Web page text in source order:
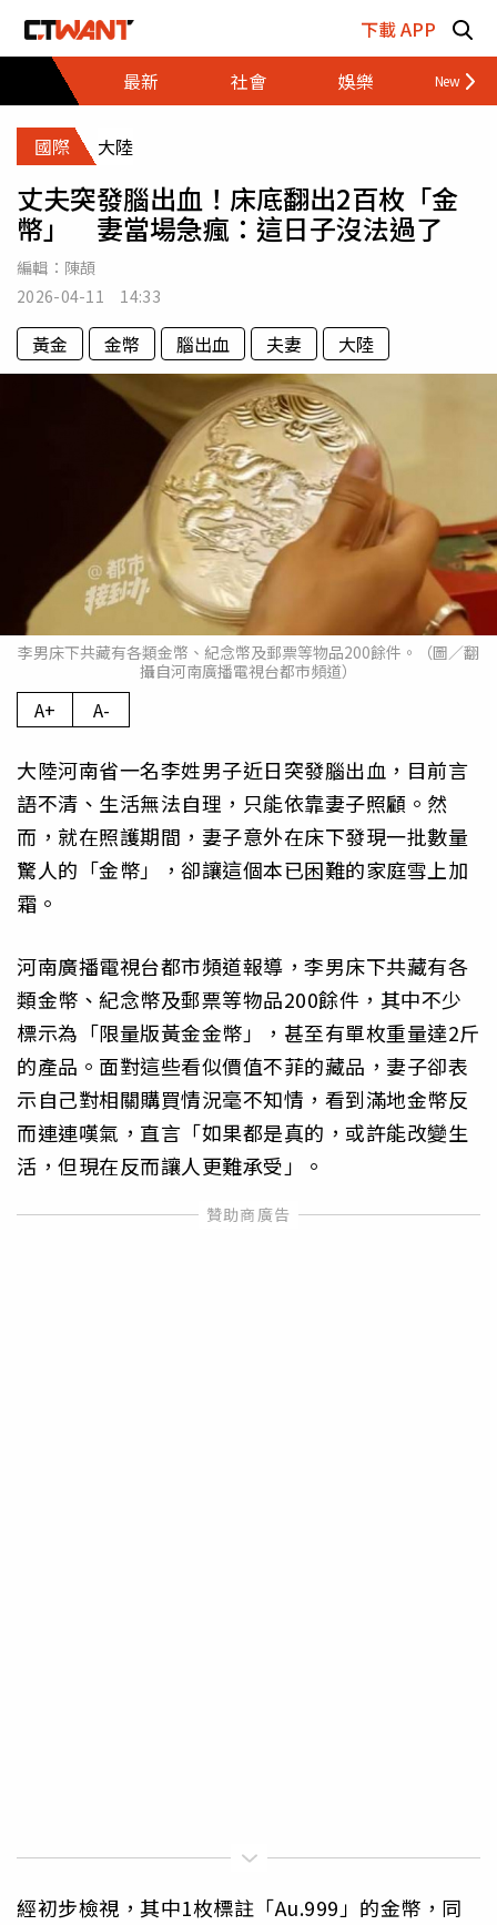
下載 APP
最新
社會 娛樂 財經
國際 大陸
丈夫突發腦出血！床底翻出2百枚「金
幣」 妻當場急瘋：這日子沒法過了
編輯： 陳頡
2026-04-11 14:33
黃金 金幣 腦出血 夫妻 大陸
李男床下共藏有各類金幣、紀念幣及郵票等物品200餘件。（圖／翻
攝自河南廣播電視台都市頻道）
A+ A-
大陸河南省一名李姓男子近日突發腦出血，目前言
語不清、生活無法自理，只能依靠妻子照顧。然
而，就在照護期間，妻子意外在床下發現一批數量
驚人的「金幣」，卻讓這個本已困難的家庭雪上加
霜。
河南廣播電視台都市頻道報導，李男床下共藏有各
類金幣、紀念幣及郵票等物品200餘件，其中不少
標示為「限量版黃金金幣」，甚至有單枚重量達2斤
的產品。面對這些看似價值不菲的藏品，妻子卻表
示自己對相關購買情況毫不知情，看到滿地金幣反
而連連嘆氣，直言「如果都是真的，或許能改變生
活，但現在反而讓人更難承受」。
經初步檢視，其中1枚標註「Au.999」的金幣，同